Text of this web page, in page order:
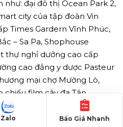
đại đô thị Ocean Park 2,
city của tập đoàn Vin
Times Gardern Vĩnh Phúc,
– Sa Pa, Shophouse
thự nghỉ dưỡng cao cấp
cao đẳng y dược Pasteur
mại chợ Mường Lò,
film cây đa Tân
tôi đã xuất khẩu ngói
thị trường vật liệu xây dựng
Báo Giá Nhanh
Zalo